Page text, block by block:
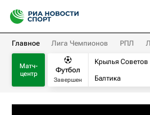
Главное Лига Чемпионов РПЛ
Матч-
центр
Футбол
Завершен
Крылья Советов
Балтика